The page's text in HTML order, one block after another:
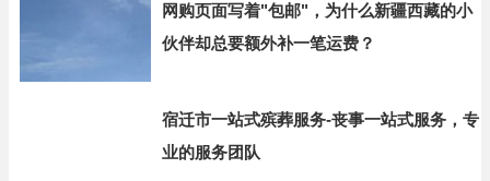
网购页面写着"包邮"，为什么新疆西藏的小
伙伴却总要额外补一笔运费？
宿迁市一站式殡葬服务-丧事一站式服务，专
业的服务团队